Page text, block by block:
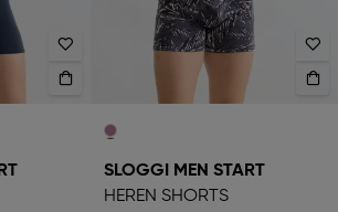
SLOGGI MEN START
HEREN SHORTS